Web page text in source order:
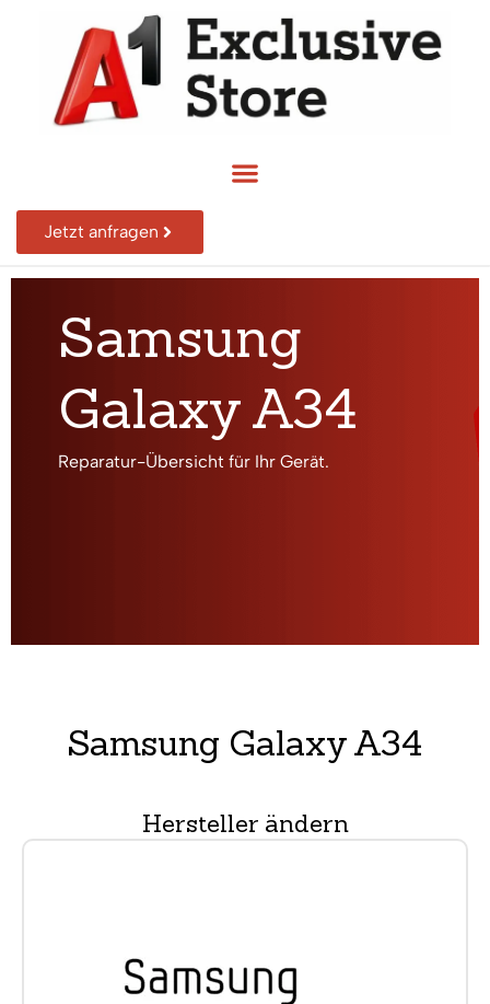
Jetzt anfragen
Samsung
Galaxy A34
Reparatur-Übersicht für Ihr Gerät.
Samsung Galaxy A34
Hersteller ändern